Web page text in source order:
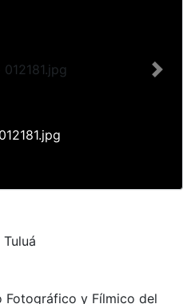
Next
Fotográfico y Fílmico del